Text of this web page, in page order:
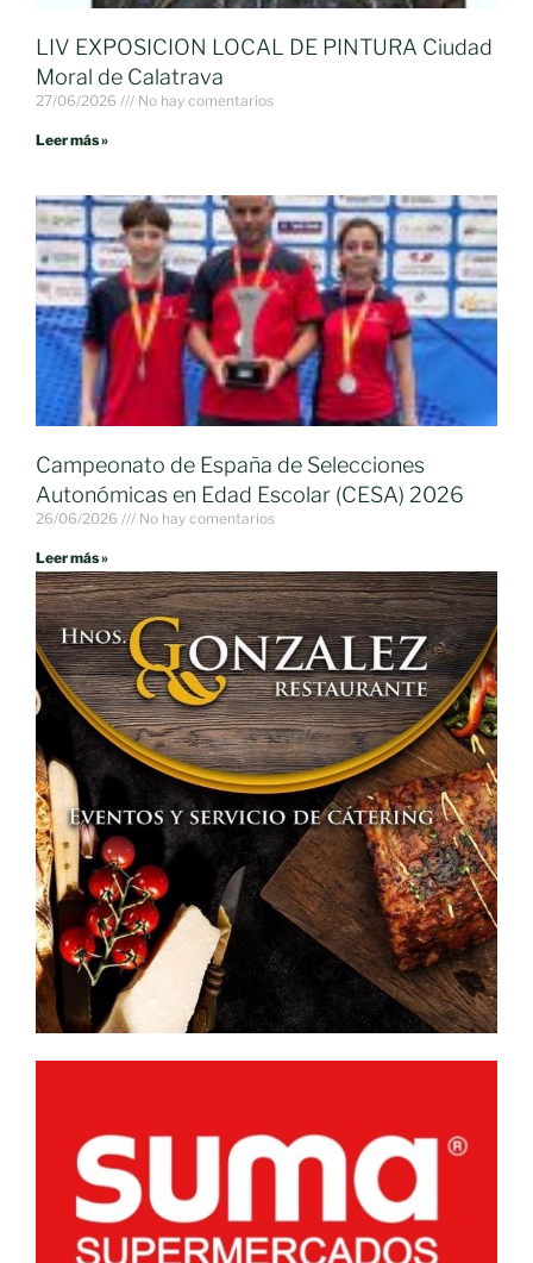
LIV EXPOSICION LOCAL DE PINTURA Ciudad
Moral de Calatrava
27/06/2026 No hay comentarios
Leer más »
Campeonato de España de Selecciones
Autonómicas en Edad Escolar (CESA) 2026
26/06/2026 No hay comentarios
Leer más »